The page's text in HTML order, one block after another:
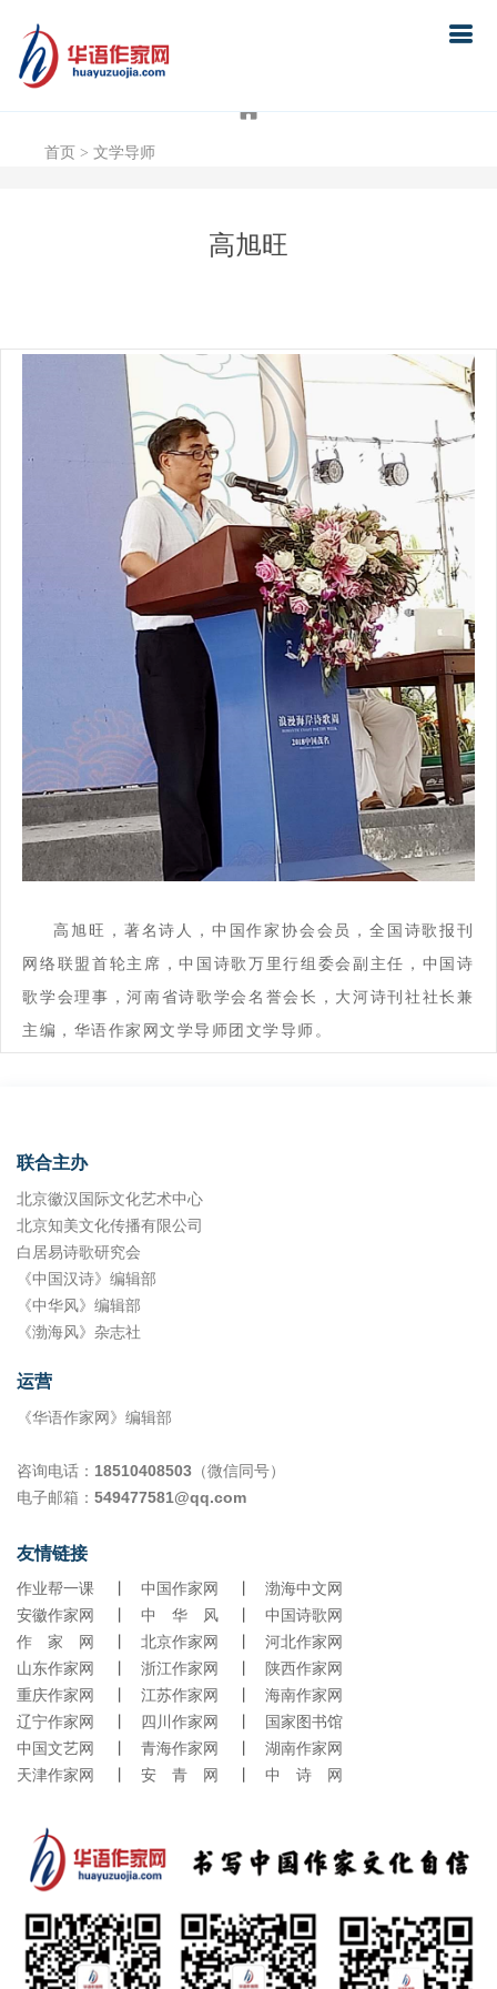
首页
首页 > 文学导师
高旭旺
高旭旺 ，著名诗人， 中国作家协会会员，全国诗歌报刊
网络联盟首轮主席，中国诗歌万里行组委会副主任，中国诗
歌学会理事，河南省诗歌学会名誉会长，大河诗刊社社长兼
主编，华语作家网文学导师团文学导师。
联合主办
北京徽汉国际文化艺术中心
北京知美文化传播有限公司
白居易诗歌研究会
《中国汉诗》编辑部
《中华风》编辑部
《渤海风》杂志社
运营
《华语作家网》编辑部
咨询电话： 18510408503 （微信同号）
电子邮箱： 549477581@qq.com
友情链接
作业帮一课 中国作家网
渤海中文网
安徽作家网
中 华 风
中国诗歌网
作 家 网
北京作家网
河北作家网
山东作家网
浙江作家网
陕西作家网
重庆作家网
江苏作家网
海南作家网
辽宁作家网
四川作家网
国家图书馆
中国文艺网
青海作家网
湖南作家网
天津作家网
安 青 网 中 诗 网